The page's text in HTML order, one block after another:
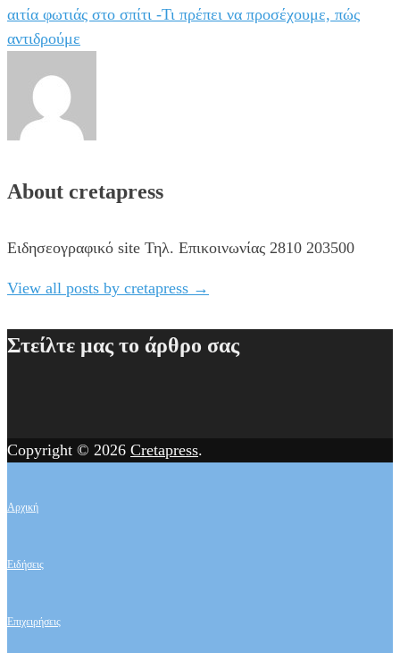
αιτία φωτιάς στο σπίτι -Τι πρέπει να προσέχουμε, πώς
αντιδρούμε
About cretapress
Ειδησεογραφικό site Τηλ. Επικοινωνίας 2810 203500
View all posts by cretapress →
Στείλτε μας το άρθρο σας
Copyright © 2026 Cretapress.
Αρχική
Ειδήσεις
Επιχειρήσεις